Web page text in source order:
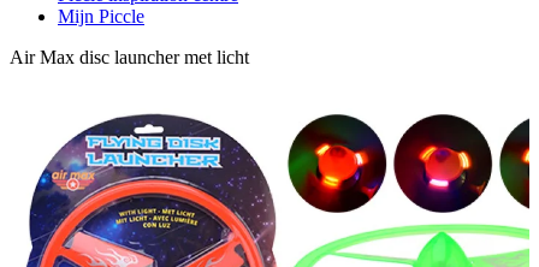
Mijn Piccle
Air Max disc launcher met licht